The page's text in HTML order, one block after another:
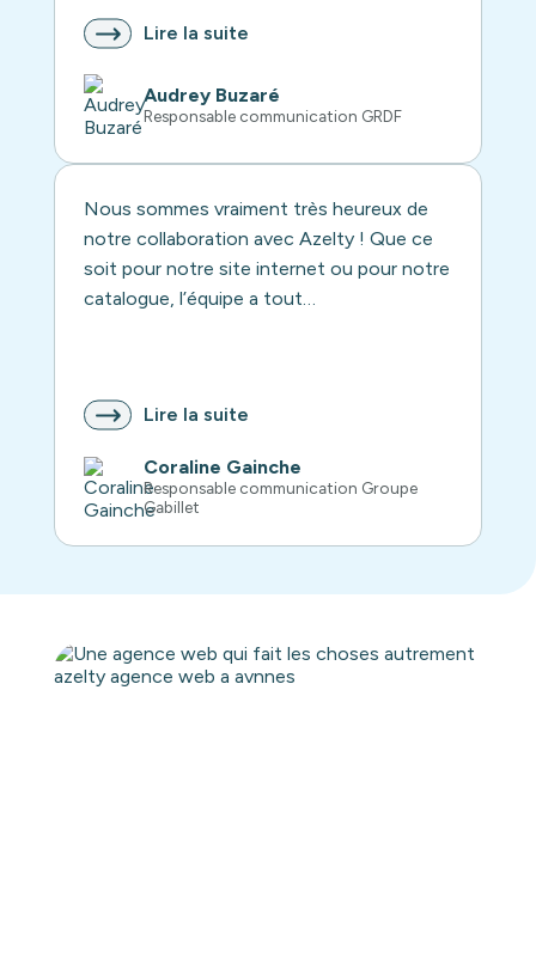
Lire la suite
Audrey Buzaré
Responsable communication GRDF
Nous sommes vraiment très heureux de
notre collaboration avec Azelty ! Que ce
soit pour notre site internet ou pour notre
catalogue, l’équipe a tout…
Lire la suite
Coraline Gainche
Responsable communication Groupe
Gabillet